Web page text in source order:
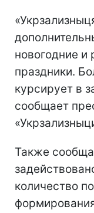
новогодние и
праздники.
курсирует в
сообщает
Также
количество